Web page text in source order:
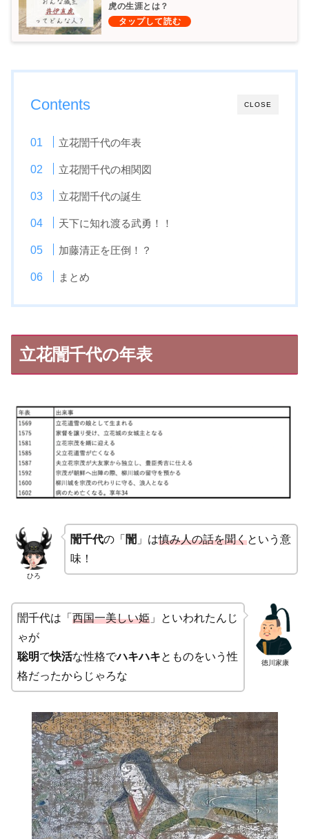
虎の生涯とは？
CLOSE
Contents
立花誾千代の年表
立花誾千代の相関図
立花誾千代の誕生
天下に知れ渡る武勇！！
加藤清正を圧倒！？
まとめ
立花誾千代の年表
ひろ
誾千代の「 誾 」は慎み人の話を聞くという意
味！
徳川家康
誾千代は「 西国一美しい姫 」といわれたんじ
ゃが
聡明で快活な性格でハキハキとものをいう性
格だったからじゃろな